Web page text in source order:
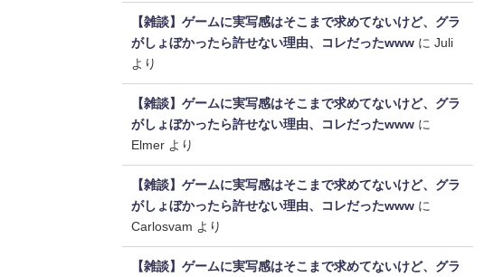
【雑談】ゲームに実写感はそこまで求めてないけど、グラ
がしょぼかったら許せない理由、コレだったwww に Juli
より
【雑談】ゲームに実写感はそこまで求めてないけど、グラ
がしょぼかったら許せない理由、コレだったwww に
Elmer より
【雑談】ゲームに実写感はそこまで求めてないけど、グラ
がしょぼかったら許せない理由、コレだったwww に
Carlosvam より
【雑談】ゲームに実写感はそこまで求めてないけど、グラ